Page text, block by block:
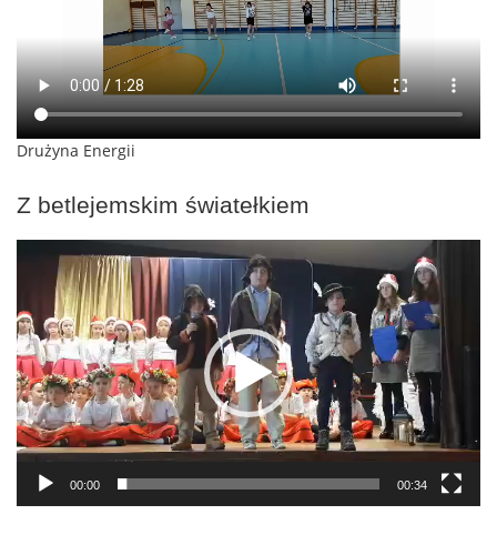
Drużyna Energii
Z betlejemskim światełkiem
Odtwarzacz
00:00 00:34